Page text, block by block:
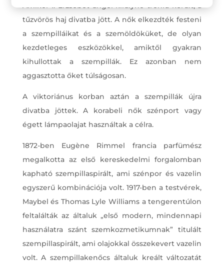
Amikor I. Erzsébet angol királynő trónra került, a
tűzvörös haj divatba jött. A nők elkezdték festeni
a szempilláikat és a szemöldöküket, de olyan
kezdetleges eszközökkel, amiktől gyakran
kihullottak a szempillák. Ez azonban nem
aggasztotta őket túlságosan.
A viktoriánus korban aztán a szempillák újra
divatba jöttek. A korabeli nők szénport vagy
égett lámpaolajat használtak a célra.
1872-ben Eugène Rimmel francia parfümész
megalkotta az első kereskedelmi forgalomban
kapható szempillaspirált, ami szénpor és vazelin
egyszerű kombinációja volt. 1917-ben a testvérek,
Maybel és Thomas Lyle Williams a tengerentúlon
feltalálták az általuk „első modern, mindennapi
használatra szánt szemkozmetikumnak” titulált
szempillaspirált, ami olajokkal összekevert vazelin
volt. A szempillakenőcs általuk kreált változatát